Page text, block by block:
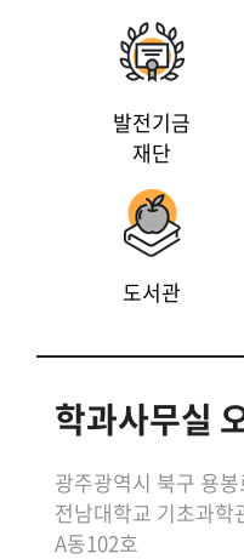
발전기금
재단
도서관
학과사무실
광주광역시 북구 용
전남대학교 기초과학
A동102호